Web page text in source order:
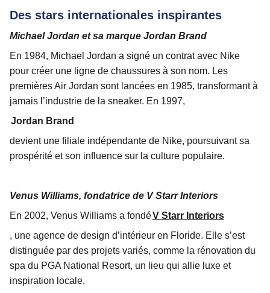
Des stars internationales inspirantes
Michael Jordan et sa marque Jordan Brand
En 1984, Michael Jordan a signé un contrat avec Nike
pour créer une ligne de chaussures à son nom. Les
premières Air Jordan sont lancées en 1985, transformant à
jamais l’industrie de la sneaker. En 1997,
Jordan Brand
devient une filiale indépendante de Nike, poursuivant sa
prospérité et son influence sur la culture populaire.
Venus Williams, fondatrice de V Starr Interiors
En 2002, Venus Williams a fondéV Starr Interiors
, une agence de design d’intérieur en Floride. Elle s’est
distinguée par des projets variés, comme la rénovation du
spa du PGA National Resort, un lieu qui allie luxe et
inspiration locale.